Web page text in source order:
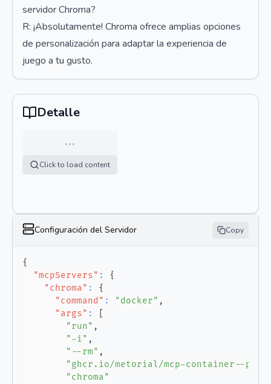
servidor Chroma?
R: ¡Absolutamente! Chroma ofrece amplias opciones
de personalización para adaptar la experiencia de
juego a tu gusto.
Detalle
…
Click to load content
Configuración del Servidor Copy
{
"mcpServers" :
{
"chroma" :
{
"command" : "docker" ,
"args" :
"run" ,
"-i" ,
"--rm" ,
"ghcr.io/metorial/mcp-container--
"chroma"